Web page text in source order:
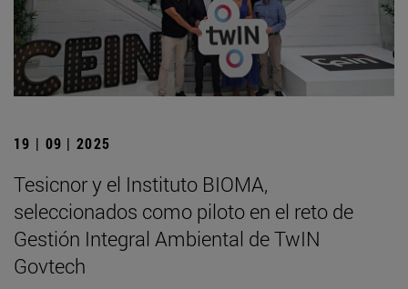
19 | 09 | 2025
Tesicnor y el Instituto BIOMA,
seleccionados como piloto en el reto de
Gestión Integral Ambiental de TwIN
Govtech